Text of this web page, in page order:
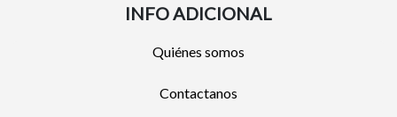
INFO ADICIONAL
Quiénes somos
Contactanos